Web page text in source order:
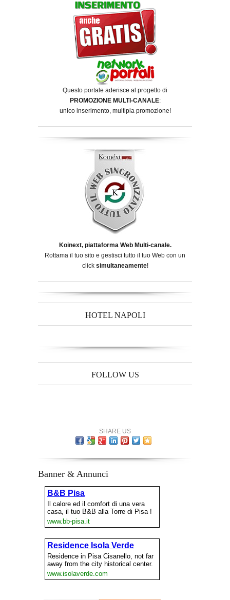
Questo portale aderisce al progetto di
PROMOZIONE MULTI-CANALE:
unico inserimento, multipla promozione!
Koinext, piattaforma Web Multi-canale.
Rottama il tuo sito e gestisci tutto il tuo Web con un
click simultaneamente!
HOTEL NAPOLI
FOLLOW US
SHARE US
Banner & Annunci